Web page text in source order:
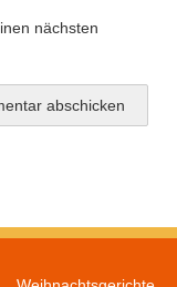
nächsten